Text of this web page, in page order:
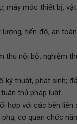
, máy móc thiết bị,
tiến độ, an
thu nội bộ, nghiệm
kỹ thuật, phát sinh;
thủ pháp luật.
hợp với các bên liên
cơ quan chức